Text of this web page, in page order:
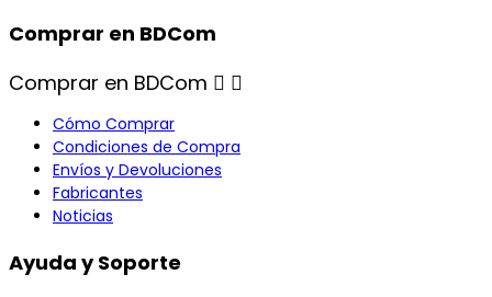
Comprar en BDCom
Comprar en BDCom  
Cómo Comprar
Condiciones de Compra
Envíos y Devoluciones
Fabricantes
Noticias
Ayuda y Soporte